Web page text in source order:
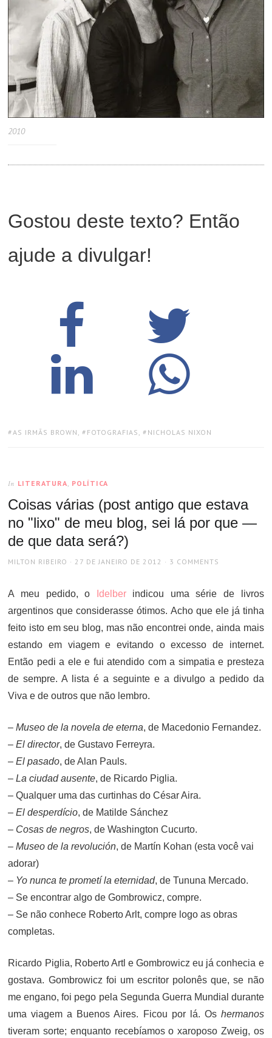
2010
Gostou deste texto? Então
ajude a divulgar!
TAGS:
AS IRMÃS BROWN , FOTOGRAFIAS , NICHOLAS NIXON
In LITERATURA, POLÍTICA
Coisas várias (post antigo que estava
no "lixo" de meu blog, sei lá por que —
de que data será?)
AUTHOR
MILTON RIBEIRO
POSTED
27 DE JANEIRO DE 2012 3 COMMENTS
A meu pedido, o Idelberindicou uma série de livros
argentinos que considerasse ótimos. Acho que ele já tinha
feito isto em seu blog, mas não encontrei onde, ainda mais
estando em viagem e evitando o excesso de internet.
Então pedi a ele e fui atendido com a simpatia e presteza
de sempre. A lista é a seguinte e a divulgo a pedido da
Viva e de outros que não lembro.
–Museo de la novela de eterna, de Macedonio Fernandez.
–El director, de Gustavo Ferreyra.
–El pasado, de Alan Pauls.
–La ciudad ausente, de Ricardo Piglia.
– Qualquer uma das curtinhas do César Aira.
–El desperdício, de Matilde Sánchez
– Cosas de negros, de Washington Cucurto.
–Museo de la revolución, de Martín Kohan (esta você vai
adorar)
– Yo nunca te prometí la eternidad, de Tununa Mercado.
– Se encontrar algo de Gombrowicz, compre.
– Se não conhece Roberto Arlt, compre logo as obras
completas.
Ricardo Piglia, Roberto Artl e Gombrowicz eu já conhecia e
gostava. Gombrowicz foi um escritor polonês que, se não
me engano, foi pego pela Segunda Guerra Mundial durante
uma viagem a Buenos Aires. Ficou por lá. Os hermanos
tiveram sorte; enquanto recebíamos o xaroposo Zweig, os